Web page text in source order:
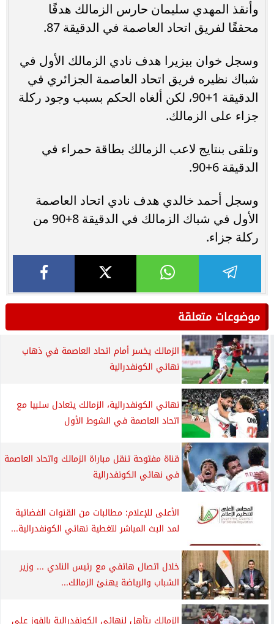
وأنقذ المهدي سليمان حارس الزمالك هدفًا
محققًا لفريق اتحاد العاصمة في الدقيقة 87.
وسجل خوان بيزيرا هدف نادي الزمالك الأول في
شباك نظيره فريق اتحاد العاصمة الجزائري في
الدقيقة 1+90، لكن ألغاه الحكم بسبب وجود ركلة
جزاء على الزمالك.
وتلقى بنتايج لاعب الزمالك بطاقة حمراء في
الدقيقة 6+90.
وسجل أحمد خالدي هدف نادي اتحاد العاصمة
الأول في شباك الزمالك في الدقيقة 8+90 من
ركلة جزاء.
موضوعات متعلقة
الزمالك يخسر أمام اتحاد العاصمة في ذهاب
نهائي الكونفدرالية
نهائي الكونفدرالية، الزمالك يتعادل سلبيا مع
اتحاد العاصمة في الشوط الأول
قناة مفتوحة تنقل مباراة الزمالك واتحاد العاصمة
في نهائي الكونفدرالية
الأعلى للإعلام: مطالبات من القنوات الفضائية
لمد البث المباشر لتغطية نهائي الكونفدرالية...
خلال اتصال هاتفي مع رئيس النادي ... وزير
الشباب والرياضة يهنئ الزمالك...